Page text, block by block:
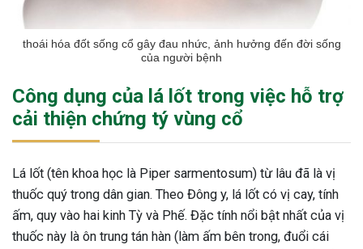
thoái hóa đốt sống cổ gây đau nhức, ảnh hưởng đến đời sống
của người bệnh
Công dụng của lá lốt trong việc hỗ trợ
cải thiện chứng tý vùng cổ
Lá lốt (tên khoa học là Piper sarmentosum) từ lâu đã là vị
thuốc quý trong dân gian. Theo Đông y, lá lốt có vị cay, tính
ấm, quy vào hai kinh Tỳ và Phế. Đặc tính nổi bật nhất của vị
thuốc này là ôn trung tán hàn (làm ấm bên trong, đuổi cái